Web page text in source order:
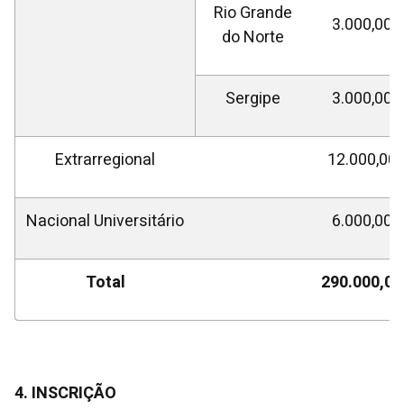
Rio Grande
do Norte
3.000,00
Sergipe 3.000,00
Extrarregional 12.000,00
Nacional Universitário 6.000,00
Total 290.000,00
4. INSCRIÇÃO